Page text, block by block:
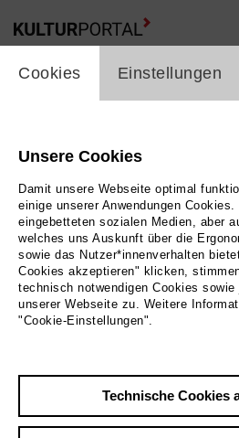
Zurück|Übersicht
Film Info
Deutschland 2004 | 150 min.
Regie: Hans Weingartner
cookie_layer
Cookies Einstellungen
Unsere Cookies
Damit unsere Webseite optimal
einige unserer Anwendungen
eingebetteten sozialen Medien, aber
welches uns Auskunft über die
sowie das Nutzer*innenverhalten
Cookies akzeptieren" klicken,
technisch notwendigen Cookies
unserer Webseite zu. Weitere
"Cookie-Einstellungen".
Technische Cookies